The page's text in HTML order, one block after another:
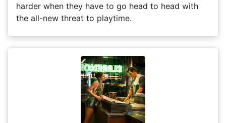
harder when they have to go head to head with
the all-new threat to playtime.